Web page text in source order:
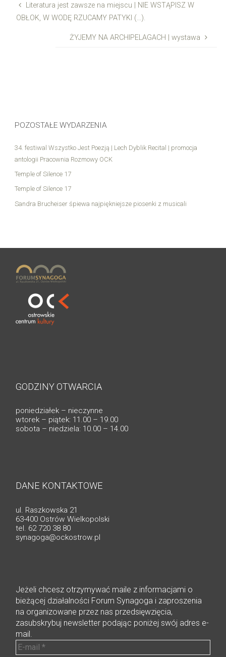
Literatura jest zawsze na miejscu | NIE WSTĄPISZ W
OBŁOK, W WODĘ RZUCAMY PATYKI (…).
ŻYJEMY NA ARCHIPELAGACH | wystawa
POZOSTAŁE WYDARZENIA
34. festiwal Wszystko Jest Poezją | Lech Dyblik Recital | promocja
antologii Pracownia Rozmowy OCK
Temple of Silence 17
Temple of Silence 17
Sandra Brucheiser śpiewa najpiękniejsze piosenki z musicali
GODZINY OTWARCIA
poniedziałek – nieczynne
wtorek – piątek: 11.00 – 19.00
sobota – niedziela: 10.00 – 14.00
DANE KONTAKTOWE
ul. Raszkowska 21
63-400 Ostrów Wielkopolski
tel. 62 720 38 80
synagoga@ockostrow.pl
Jeżeli chcesz otrzymywać maile z informacjami o
bieżącej działalności Forum Synagoga i zaproszenia
na organizowane przez nas przedsięwzięcia,
zasubskrybuj newsletter podając poniżej swój adres e-
mail.